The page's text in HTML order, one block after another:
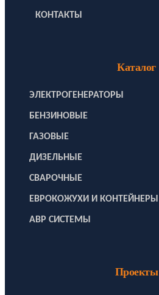
КОНТАКТЫ
Каталог
ЭЛЕКТРОГЕНЕРАТОРЫ
БЕНЗИНОВЫЕ
ГАЗОВЫЕ
ДИЗЕЛЬНЫЕ
СВАРОЧНЫЕ
ЕВРОКОЖУХИ И КОНТЕЙНЕРЫ
АВР СИСТЕМЫ
Проекты